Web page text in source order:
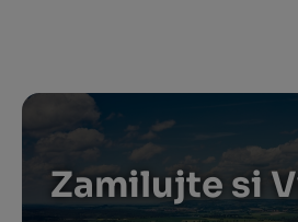
Zamilujte si